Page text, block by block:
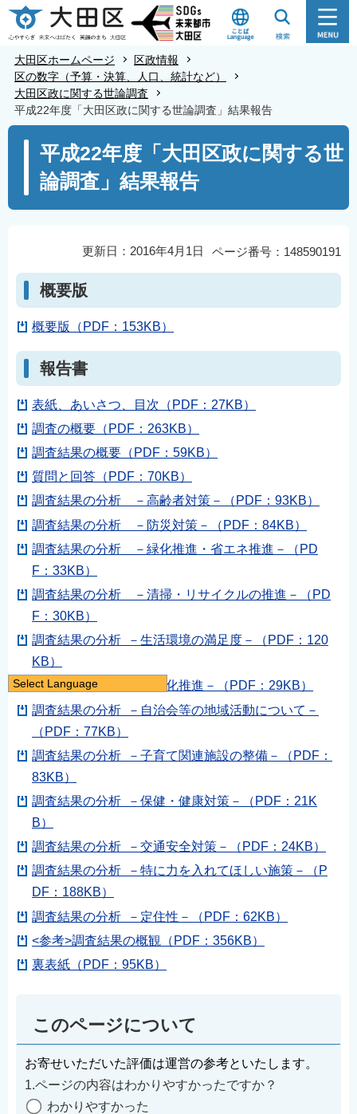
こ
の
す
大田区ホームページ
区政情報
区の数字（予算・決算、人口、統計など）
大田区政に関する世論調査
平成22年度「大田区政に関する世論調査」結果報告
平成22年度「大田区政に関する世
論調査」結果報告
ページ番号：148590191
更新日：2016年4月1日
概要版
概要版（PDF：153KB）
報告書
表紙、あいさつ、目次（PDF：27KB）
調査の概要（PDF：263KB）
調査結果の概要（PDF：59KB）
質問と回答（PDF：70KB）
調査結果の分析 －高齢者対策－（PDF：93KB）
調査結果の分析 －防災対策－（PDF：84KB）
調査結果の分析 －緑化推進・省エネ推進－（PD
F：33KB）
調査結果の分析 －清掃・リサイクルの推進－（PD
F：30KB）
調査結果の分析 －生活環境の満足度－（PDF：120
KB）
調査結果の分析 －国際化推進－（PDF：29KB）
調査結果の分析 －自治会等の地域活動について－
（PDF：77KB）
調査結果の分析 －子育て関連施設の整備－（PDF：
83KB）
調査結果の分析 －保健・健康対策－（PDF：21K
B）
調査結果の分析 －交通安全対策－（PDF：24KB）
調査結果の分析 －特に力を入れてほしい施策－（P
DF：188KB）
調査結果の分析 －定住性－（PDF：62KB）
<参考>調査結果の概観（PDF：356KB）
裏表紙（PDF：95KB）
このページについて
お寄せいただいた評価は運営の参考といたします。
1.ページの内容はわかりやすかったですか？
わかりやすかった
Select Language
日本語
English
简体中文
繁體中文
한국어
नेपाली
Filipino